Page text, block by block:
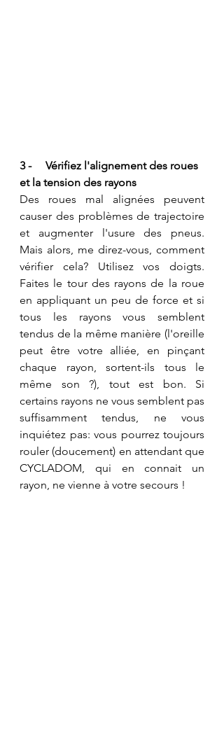
3 -     Vérifiez l'alignement des roues
et la tension des rayons
Des roues mal alignées peuvent
causer des problèmes de trajectoire
et augmenter l'usure des pneus.
Mais alors, me direz-vous, comment
vérifier cela? Utilisez vos doigts.
Faites le tour des rayons de la roue
en appliquant un peu de force et si
tous les rayons vous semblent
tendus de la même manière (l'oreille
peut être votre alliée, en pinçant
chaque rayon, sortent-ils tous le
même son ?), tout est bon. Si
certains rayons ne vous semblent pas
suffisamment tendus, ne vous
inquiétez pas: vous pourrez toujours
rouler (doucement) en attendant que
CYCLADOM, qui en connait un
rayon, ne vienne à votre secours !